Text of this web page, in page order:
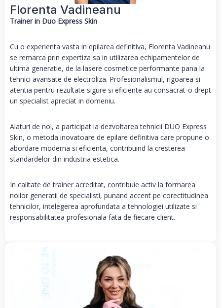
Florenta Vadineanu
Trainer in Duo Express Skin
Cu o experienta vasta in epilarea definitiva, Florenta Vadineanu
se remarca prin expertiza sa in utilizarea echipamentelor de
ultima generatie, de la lasere cosmetice performante pana la
tehnici avansate de electroliza. Profesionalismul, rigoarea si
atentia pentru rezultate sigure si eficiente au consacrat-o drept
un specialist apreciat in domeniu.
Alaturi de noi, a participat la dezvoltarea tehnicii DUO Express
Skin, o metoda inovatoare de epilare definitiva care propune o
abordare moderna si eficienta, contribuind la cresterea
standardelor din industria estetica.
In calitate de trainer acreditat, contribuie activ la formarea
noilor generatii de specialisti, punand accent pe corectitudinea
tehnicilor, intelegerea aprofundata a tehnologiei utilizate si
responsabilitatea profesionala fata de fiecare client.